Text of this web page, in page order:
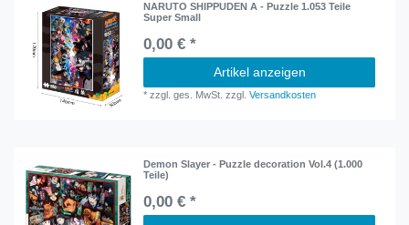
NARUTO SHIPPUDEN A - Puzzle 1.053 Teile
Super Small
0,00 € *
Artikel anzeigen
*zzgl. ges. MwSt. zzgl.Versandkosten
Demon Slayer - Puzzle decoration Vol.4 (1.000
Teile)
0,00 € *